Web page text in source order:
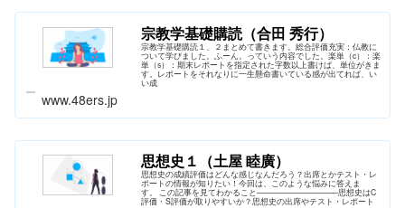
宗教学基礎購読（合田 秀行）
宗教学基礎購読１、２まとめて書きます。総合評価充実：仏教に
ついて学びました。ふーん。っていう内容でした。楽単（c）：楽
単（s）：期末レポートを指定された字数以上書けば、単位がきま
す。レポートをそれなりに一生懸命書いている感が出てれば、い
い成
www.48ers.jp
思想史１（土屋 睦廣）
思想史の成績評価はどんな感じなんだろう？出席とかテスト・レ
ポートの情報が知りたい！今回は、このような悩みに答えま
す。 この記事を見てわかること───────────────思想史はC
評価・S評価が取りやすいか？思想史の出席やテスト・レポート